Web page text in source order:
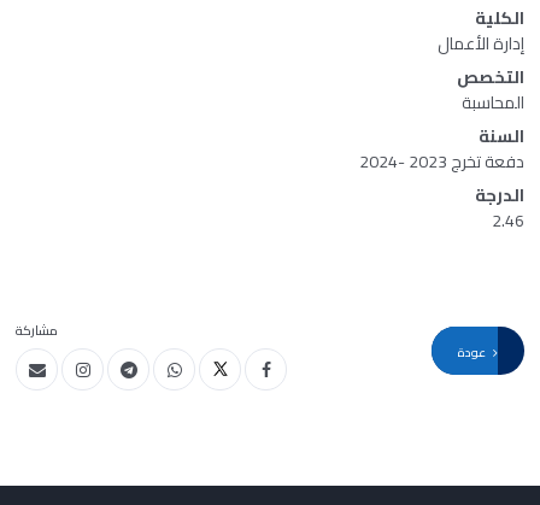
الكلية
إدارة الأعمال
التخصص
المحاسبة
السنة
دفعة تخرج 2023 -2024
الدرجة
2.46
مشاركة